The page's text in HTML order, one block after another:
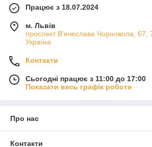
Працює з 18.07.2024
м. Львів
проспект В'ячеслава Чорновола, 67,
Україна
Контакти
Сьогодні працює з 11:00 до 17:00
Показати весь графік роботи
Про нас
Контакти